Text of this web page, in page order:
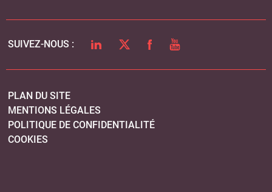
SUIVEZ-NOUS : LINKEDINTWITTERFACEBOOK
YOUTUBE
PLAN DU SITE
MENTIONS LÉGALES
POLITIQUE DE CONFIDENTIALITÉ
COOKIES